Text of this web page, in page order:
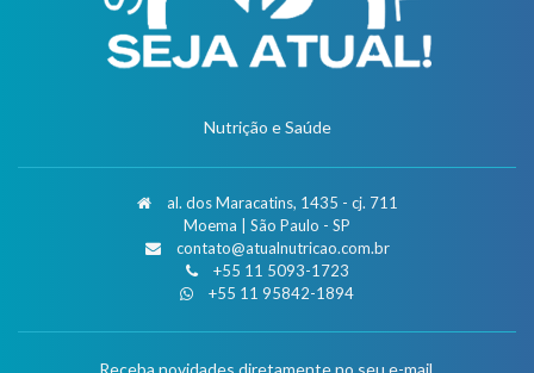
Nutrição e Saúde
al. dos Maracatins, 1435 - cj. 711
Moema | São Paulo - SP
contato@atualnutricao.com.br
+55 11 5093-1723
+55 11 95842-1894
Receba novidades diretamente no seu e-mail.